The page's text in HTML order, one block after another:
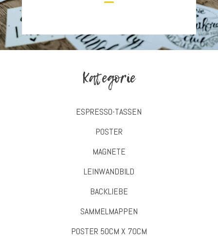
Kategorie
ESPRESSO-TASSEN
POSTER
MAGNETE
LEINWANDBILD
BACKLIEBE
SAMMELMAPPEN
POSTER 50CM X 70CM